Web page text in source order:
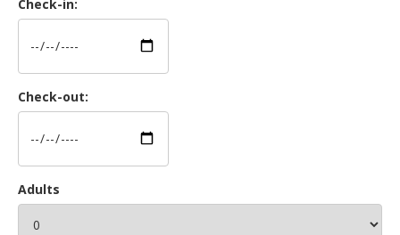
Check-in:
Check-out:
Adults